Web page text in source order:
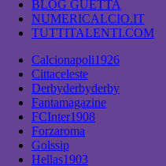
BLOG GUETTA
NUMERICALCIO.IT
TUTTITALENTI.COM
Calcionapoli1926
Cittaceleste
Derbyderbyderby
Fantamagazine
FCInter1908
Forzaroma
Golssip
Hellas1903